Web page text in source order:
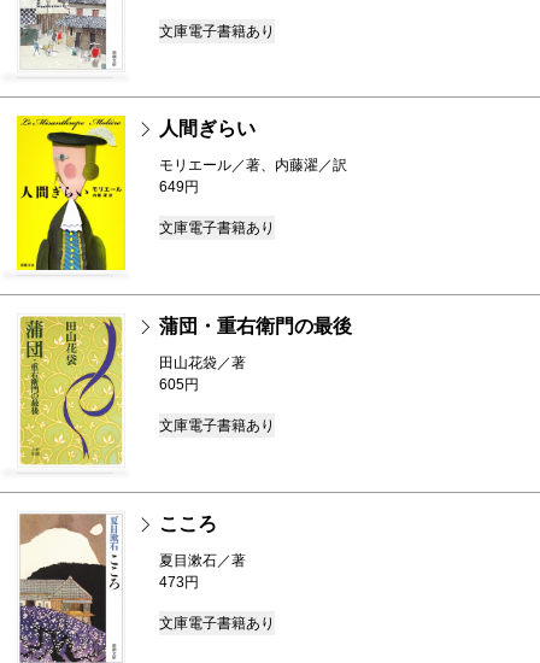
文庫電子書籍あり
人間ぎらい
モリエール／著、内藤濯／訳
649円
文庫電子書籍あり
蒲団・重右衛門の最後
田山花袋／著
605円
文庫電子書籍あり
こころ
夏目漱石／著
473円
文庫電子書籍あり